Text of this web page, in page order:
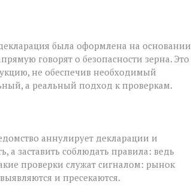
была оформлена на основании
говорят о безопасности зерна. Это
не обеспечив необходимый
а реальный подход к проверкам.
аннулирует декларации и
а заставить соблюдать правила: ведь
проверки служат сигналом: рынок
и пресекаются.